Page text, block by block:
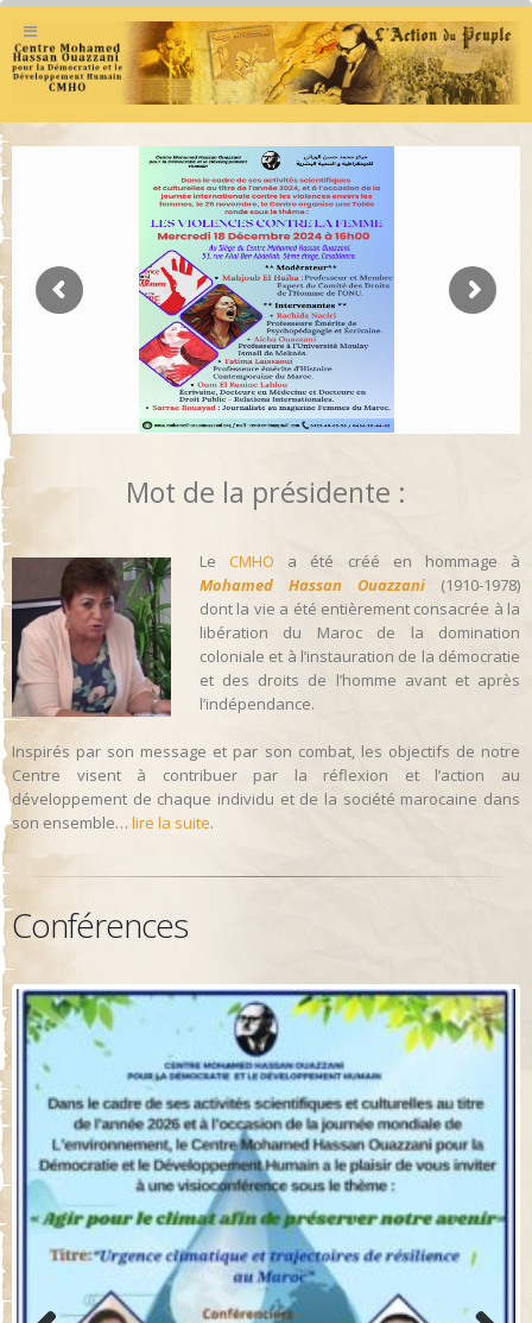
Mot de la présidente :
Le CMHO a été créé en hommage à
Mohamed Hassan Ouazzani (1910-1978)
dont la vie a été entièrement consacrée à la
libération du Maroc de la domination
coloniale et à l’instauration de la démocratie
et des droits de l’homme avant et après
l’indépendance.
Inspirés par son message et par son combat, les objectifs de notre
Centre visent à contribuer par la réflexion et l’action au
développement de chaque individu et de la société marocaine dans
son ensemble… lire la suite.
Conférences